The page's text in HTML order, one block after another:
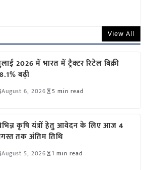
View All
2026 में भारत में ट्रैक्टर रिटेल बिक्री
बढ़ी
August 6, 2026 5 min read
कृषि यंत्रों हेतु आवेदन के लिए आज 4
तक अंतिम तिथि
August 5, 2026 1 min read